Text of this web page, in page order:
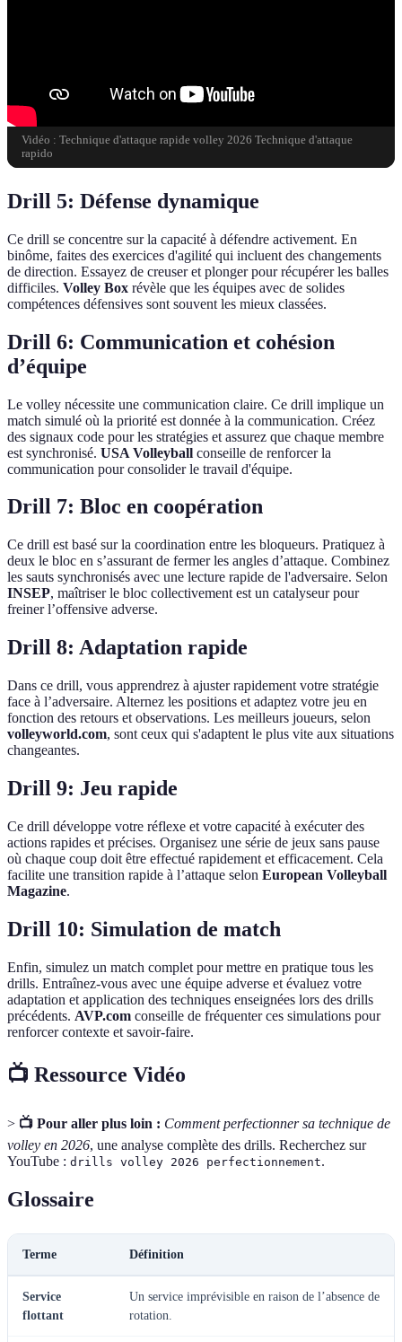
Vidéo : Technique d'attaque rapide volley 2026 Technique d'attaque
rapido
Drill 5: Défense dynamique
Ce drill se concentre sur la capacité à défendre activement. En
binôme, faites des exercices d'agilité qui incluent des changements
de direction. Essayez de creuser et plonger pour récupérer les balles
difficiles. Volley Box révèle que les équipes avec de solides
compétences défensives sont souvent les mieux classées.
Drill 6: Communication et cohésion
d’équipe
Le volley nécessite une communication claire. Ce drill implique un
match simulé où la priorité est donnée à la communication. Créez
des signaux code pour les stratégies et assurez que chaque membre
est synchronisé. USA Volleyball conseille de renforcer la
communication pour consolider le travail d'équipe.
Drill 7: Bloc en coopération
Ce drill est basé sur la coordination entre les bloqueurs. Pratiquez à
deux le bloc en s’assurant de fermer les angles d’attaque. Combinez
les sauts synchronisés avec une lecture rapide de l'adversaire. Selon
INSEP, maîtriser le bloc collectivement est un catalyseur pour
freiner l’offensive adverse.
Drill 8: Adaptation rapide
Dans ce drill, vous apprendrez à ajuster rapidement votre stratégie
face à l’adversaire. Alternez les positions et adaptez votre jeu en
fonction des retours et observations. Les meilleurs joueurs, selon
volleyworld.com, sont ceux qui s'adaptent le plus vite aux situations
changeantes.
Drill 9: Jeu rapide
Ce drill développe votre réflexe et votre capacité à exécuter des
actions rapides et précises. Organisez une série de jeux sans pause
où chaque coup doit être effectué rapidement et efficacement. Cela
facilite une transition rapide à l’attaque selon European Volleyball
Magazine.
Drill 10: Simulation de match
Enfin, simulez un match complet pour mettre en pratique tous les
drills. Entraînez-vous avec une équipe adverse et évaluez votre
adaptation et application des techniques enseignées lors des drills
précédents. AVP.com conseille de fréquenter ces simulations pour
renforcer contexte et savoir-faire.
📺 Ressource Vidéo
> 📺 Pour aller plus loin : Comment perfectionner sa technique de
volley en 2026, une analyse complète des drills. Recherchez sur
YouTube : drills volley 2026 perfectionnement.
Glossaire
Terme Définition
Service
flottant
Un service imprévisible en raison de l’absence de
rotation.